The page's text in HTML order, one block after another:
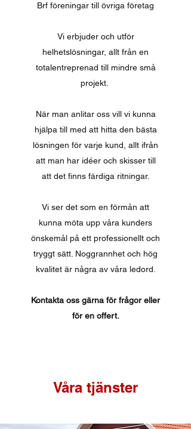
Brf föreningar till övriga företag
Vi erbjuder och utför
helhetslösningar, allt från en
totalentreprenad till mindre små
projekt.
När man anlitar oss vill vi kunna
hjälpa till med att hitta den bästa
lösningen för varje kund, allt ifrån
att man har idéer och skisser till
att det finns färdiga ritningar.
Vi ser det som en förmån att
kunna möta upp våra kunders
önskemål på ett professionellt och
tryggt sätt. Noggrannhet och hög
kvalitet är några av våra ledord.
Kontakta oss gärna för frågor eller
för en offert.
Våra tjänster